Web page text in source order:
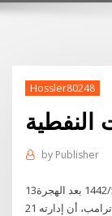
Hossler80248
النفطية
by Publisher
21 نيسان (إبريل) 2020 قال الرئيس الأمريكي دونالد ترامب، أن إدارته